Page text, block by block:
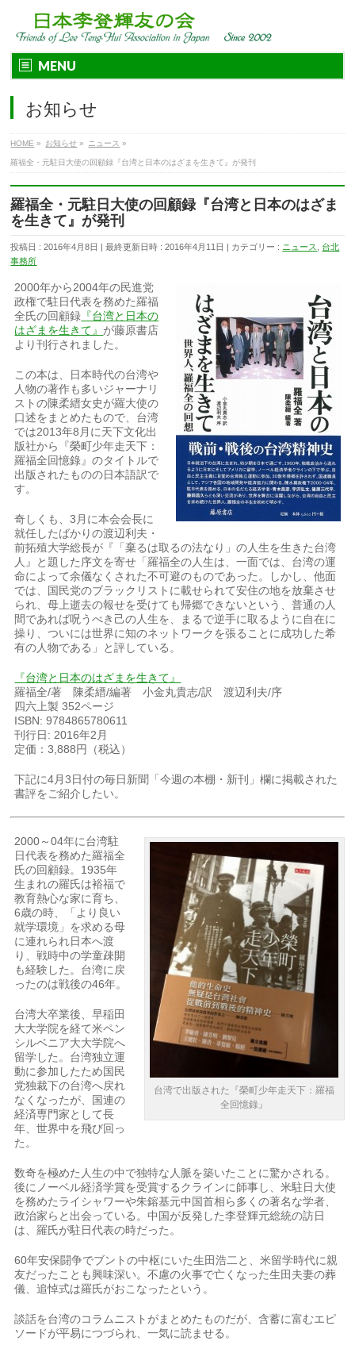
MENU
お知らせ
HOME » お知らせ » ニュース »
羅福全・元駐日大使の回顧録『台湾と日本のはざまを生きて』が発刊
羅福全・元駐日大使の回顧録『台湾と日本のはざま
を生きて』が発刊
投稿日 : 2016年4月8日 最終更新日時 : 2016年4月11日 カテゴリー : ニュース
台北
事務所
2000年から2004年の民進党
政権で駐日代表を務めた羅福
全氏の回顧録 『台湾と日本の
はざまを生きて』 が藤原書店
より刊行されました。
この本は、日本時代の台湾や
人物の著作も多いジャーナリ
ストの陳柔縉女史が羅大使の
口述をまとめたもので、台湾
では2013年8月に天下文化出
版社から『榮町少年走天下：
羅福全回憶錄』のタイトルで
出版されたものの日本語訳で
す。
奇しくも、3月に本会会長に
就任したばかりの渡辺利夫・
前拓殖大学総長が『「棄るは取るの法なり」の人生を生きた台湾
人』と題した序文を寄せ「羅福全の人生は、一面では、台湾の運
命によって余儀なくされた不可避のものであった。しかし、他面
では、国民党のブラックリストに載せられて安住の地を放棄させ
られ、母上逝去の報せを受けても帰郷できないという、普通の人
間であれば呪うべき己の人生を、まるで逆手に取るように自在に
操り、ついには世界に知のネットワークを張ることに成功した希
有の人物である」と評している。
『台湾と日本のはざまを生きて』
羅福全/著 陳柔縉/編著 小金丸貴志/訳 渡辺利夫/序
四六上製 352ページ
ISBN: 9784865780611
刊行日: 2016年2月
定価：3,888円（税込）
下記に4月3日付の毎日新聞「今週の本棚・新刊」欄に掲載された
書評をご紹介したい。
台湾で出版された『榮町少年走天下：羅福
全回憶錄』
2000～04年に台湾駐
日代表を務めた羅福全
氏の回顧録。1935年
生まれの羅氏は裕福で
教育熱心な家に育ち、
6歳の時、「より良い
就学環境」を求める母
に連れられ日本へ渡
り、戦時中の学童疎開
も経験した。台湾に戻
ったのは戦後の46年。
台湾大卒業後、早稲田
大大学院を経て米ペン
シルベニア大大学院へ
留学した。台湾独立運
動に参加したため国民
党独裁下の台湾へ戻れ
なくなったが、国連の
経済専門家として長
年、世界中を飛び回っ
た。
数奇を極めた人生の中で独特な人脈を築いたことに驚かされる。
後にノーベル経済学賞を受賞するクラインに師事し、米駐日大使
を務めたライシャワーや朱鎔基元中国首相ら多くの著名な学者、
政治家らと出会っている。中国が反発した李登輝元総統の訪日
は、羅氏が駐日代表の時だった。
60年安保闘争でブントの中枢にいた生田浩二と、米留学時代に親
友だったことも興味深い。不慮の火事で亡くなった生田夫妻の葬
儀、追悼式は羅氏がおこなったという。
談話を台湾のコラムニストがまとめたものだが、含蓄に富むエピ
ソードが平易につづられ、一気に読ませる。